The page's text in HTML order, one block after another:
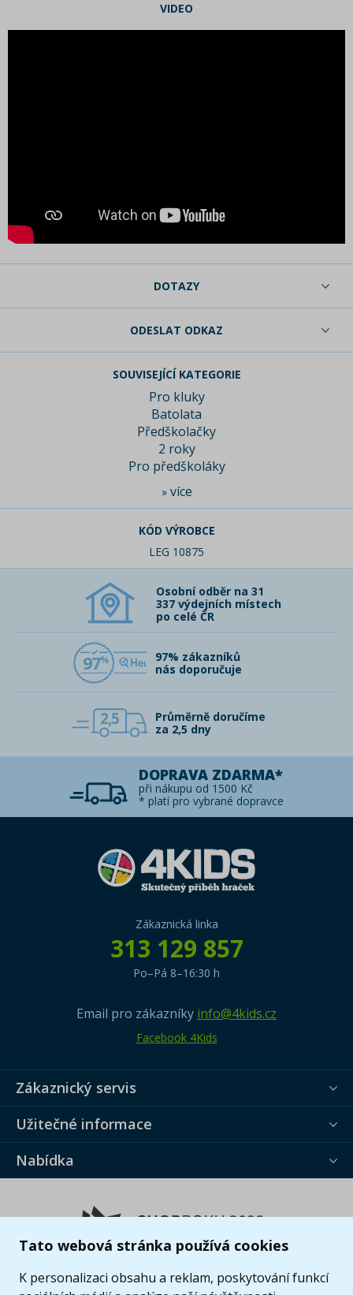
Tato webová stránka používá cookies
K personalizaci obsahu a reklam, poskytování funkcí
VIDEO
DOTAZY
ODESLAT ODKAZ
SOUVISEJÍCÍ KATEGORIE
Pro kluky
Batolata
Předškolačky
2 roky
Pro předškoláky
» více
KÓD VÝROBCE
LEG 10875
Osobní odběr na 31
337 výdejních místech
po celé ČR
97
97% zákazníků
nás doporučuje
2,5
Průměrně doručíme
za 2,5 dny
DOPRAVA ZDARMA*
při nákupu od 1500 Kč
* platí pro vybrané dopravce
Zákaznická linka
313 129 857
Po–Pá 8–16:30 h
Email pro zákazníky info@4kids.cz
Facebook 4Kids
Zákaznický servis
Užitečné informace
Nabídka